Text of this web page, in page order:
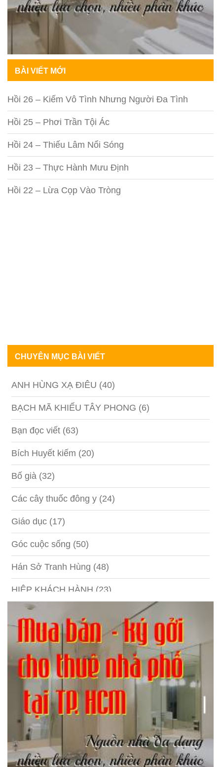
BÀI VIẾT MỚI
Hồi 26 – Kiếm Vô Tình Nhưng Người Đa Tình
Hồi 25 – Phơi Trần Tội Ác
Hồi 24 – Thiếu Lâm Nổi Sóng
Hồi 23 – Thực Hành Mưu Định
Hồi 22 – Lừa Cọp Vào Tròng
CHUYÊN MỤC BÀI VIẾT
ANH HÙNG XẠ ĐIÊU (40)
BẠCH MÃ KHIẾU TÂY PHONG (6)
Bạn đọc viết (63)
Bích Huyết kiếm (20)
Bố già (32)
Các cây thuốc đông y (24)
Giáo dục (17)
Góc cuộc sống (50)
Hán Sở Tranh Hùng (48)
HIỆP KHÁCH HÀNH (23)
Hồng lâu mộng
(1)
Kỹ năng(18)
Liên Thành quyết(13)
LỘC ĐỈNH KÝ
Nước ngoài
Phi Hồ ngoại truyện (21)